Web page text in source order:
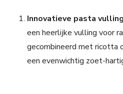
Innovatieve pasta
een heerlijke vulling voor
gecombineerd met ricotta
een evenwichtig zoet-